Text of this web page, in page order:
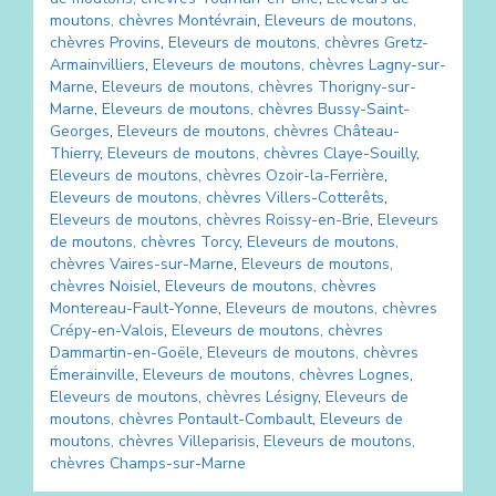
moutons, chèvres Montévrain, Eleveurs de moutons,
chèvres Provins, Eleveurs de moutons, chèvres Gretz-
Armainvilliers, Eleveurs de moutons, chèvres Lagny-sur-
Marne, Eleveurs de moutons, chèvres Thorigny-sur-
Marne, Eleveurs de moutons, chèvres Bussy-Saint-
Georges, Eleveurs de moutons, chèvres Château-
Thierry, Eleveurs de moutons, chèvres Claye-Souilly,
Eleveurs de moutons, chèvres Ozoir-la-Ferrière,
Eleveurs de moutons, chèvres Villers-Cotterêts,
Eleveurs de moutons, chèvres Roissy-en-Brie, Eleveurs
de moutons, chèvres Torcy, Eleveurs de moutons,
chèvres Vaires-sur-Marne, Eleveurs de moutons,
chèvres Noisiel, Eleveurs de moutons, chèvres
Montereau-Fault-Yonne, Eleveurs de moutons, chèvres
Crépy-en-Valois, Eleveurs de moutons, chèvres
Dammartin-en-Goële, Eleveurs de moutons, chèvres
Émerainville, Eleveurs de moutons, chèvres Lognes,
Eleveurs de moutons, chèvres Lésigny, Eleveurs de
moutons, chèvres Pontault-Combault, Eleveurs de
moutons, chèvres Villeparisis, Eleveurs de moutons,
chèvres Champs-sur-Marne